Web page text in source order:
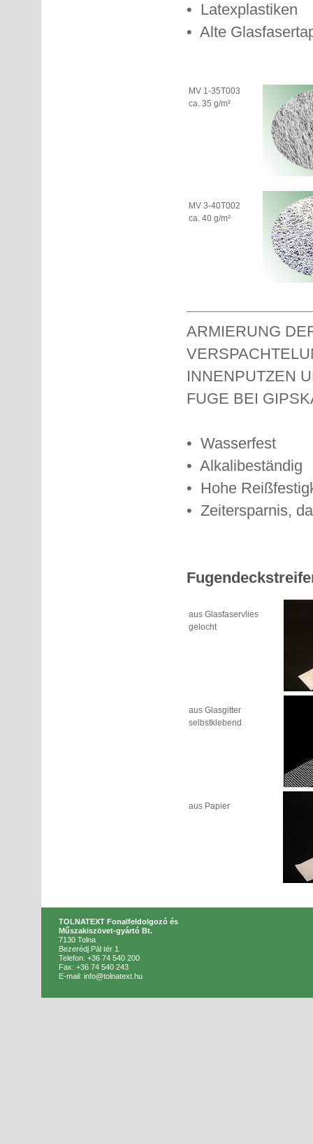
• Latexplastiken
• Alte
MV 1-35T003
ca. 35 g/m²
MV 3-40T002
ca. 40 g/m²
ARMIERUNG
INNENPUTZEN
FUGE BEI
• Wasserfest
• Alkalibeständig
• Hohe
• Zeitersparnis,
aus Glasfaservlies
gelocht
aus Glasgitter
selbstklebend
aus Papier
TOLNATEXT Fonalfeldolgozó és
Műszakiszövet-gyártó Bt.
7130 Tolna
Bezerédj Pál tér 1.
Telefon: +36 74 540 200
Fax: +36 74 540 243
E-mail: info@tolnatext.hu